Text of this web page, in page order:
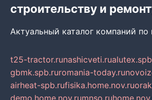
строительству и
Актуальный каталог компаний по
t25-tractor.runashicveti.ru
gbmk.spb.ruromania-today.ru
airheat-spb.rufisika.home.nov.ru
demo.home.nov.rumnso.ru